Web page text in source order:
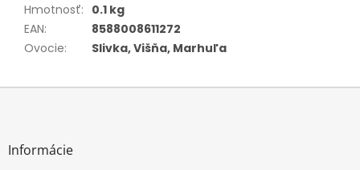
Hmotnosť: 0.1 kg
EAN:
8588008611272
Ovocie: Slivka, Višňa, Marhuľa
Z
Informácie